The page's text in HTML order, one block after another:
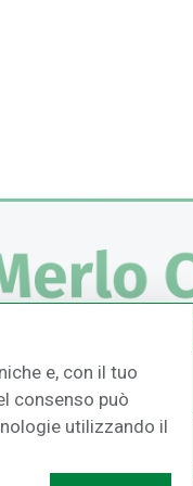
UFFICI: V. Senna
(FI)
CASH & CARRY: V.
F.no (FI)
Assistenza: (+39)
e, con il tuo
consenso può
utilizzando il